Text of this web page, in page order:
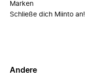
Marken
Schließe dich Miinto an!
Andere